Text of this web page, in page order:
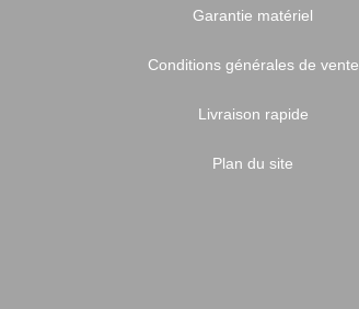
Garantie matériel
Conditions générales de vente
Livraison rapide
Plan du site